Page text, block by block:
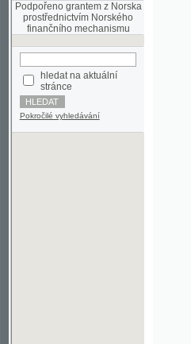
hledat na aktuální
stránce
Pokročilé vyhledávání